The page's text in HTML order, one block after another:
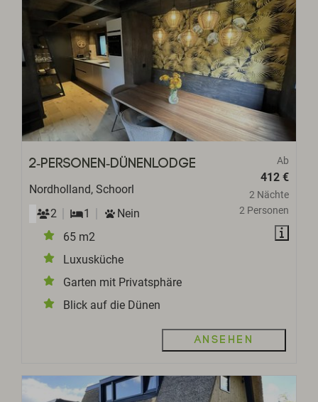
Ab
412 €
2 Nächte
2 Personen
2-Personen-Dünenlodge
Nordholland, Schoorl
2
1
Nein
65 m2
Luxusküche
Garten mit Privatsphäre
Blick auf die Dünen
Ansehen